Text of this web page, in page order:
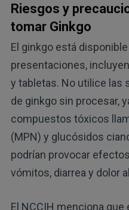
Riesgos y
tomar Ginkgo
El ginkgo está
presentaciones,
y tabletas. No utilice las
de ginkgo sin procesar,
compuestos tóxicos
(MPN) y glucósidos
podrían provocar
vómitos, diarrea y dolor
El NCCIH menciona